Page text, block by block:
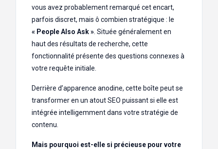
vous avez probablement remarqué cet encart,
parfois discret, mais ô combien stratégique : le
« People Also Ask » . Située généralement en
haut des résultats de recherche, cette
fonctionnalité présente des questions connexes à
votre requête initiale.
Derrière d’apparence anodine, cette boîte peut se
transformer en un atout SEO puissant si elle est
intégrée intelligemment dans votre stratégie de
contenu.
Mais pourquoi est-elle si précieuse pour votre